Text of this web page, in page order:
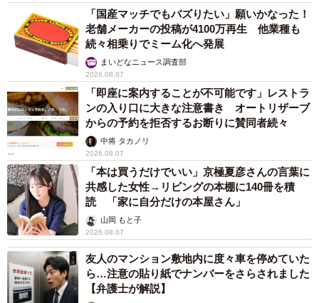
「国産マッチでもバズりたい」願いかなった！
老舗メーカーの投稿が4100万再生 他業種も
続々相乗りでミーム化へ発展
まいどなニュース調査部
2026.08.07
「即座に案内することが不可能です」レストラ
ンの入り口に大きな注意書き オートリザーブ
からの予約を拒否するお断りに賛同者続々
中将 タカノリ
2026.08.07
「本は買うだけでいい」京極夏彦さんの言葉に
共感した女性→リビングの本棚に140冊を積
読 「家に自分だけの本屋さん」
山岡 もと子
2026.08.07
友人のマンション敷地内に度々車を停めていた
ら…注意の貼り紙でナンバーをさらされました
【弁護士が解説】